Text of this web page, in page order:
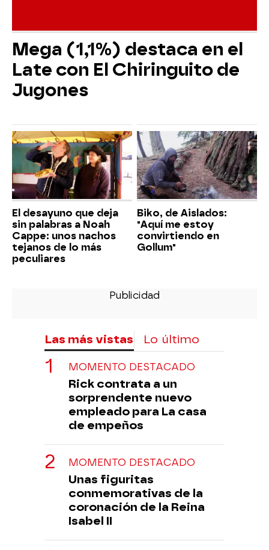
Mega (1,1%) destaca en el
Late con El Chiringuito de
Jugones
El desayuno que deja
sin palabras a Noah
Cappe: unos nachos
tejanos de lo más
peculiares
Biko, de Aislados:
"Aquí me estoy
convirtiendo en
Gollum"
Las más vistas Lo último
MOMENTO DESTACADO
Rick contrata a un
sorprendente nuevo
empleado para La casa
de empeños
MOMENTO DESTACADO
Unas figuritas
conmemorativas de la
coronación de la Reina
Isabel II